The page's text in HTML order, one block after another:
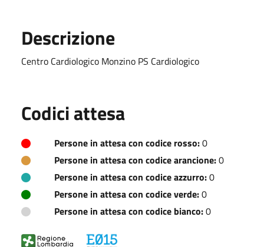
Descrizione
Centro Cardiologico Monzino PS Cardiologico
Codici attesa
Persone in attesa con codice rosso:0
Persone in attesa con codice arancione:0
Persone in attesa con codice azzurro:0
Persone in attesa con codice verde:0
Persone in attesa con codice bianco:0